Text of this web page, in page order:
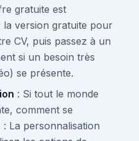
gratuite est
la version gratuite pour
CV, puis passez à un
si un besoin très
se présente.
: Si tout le monde
comment se
: La personnalisation